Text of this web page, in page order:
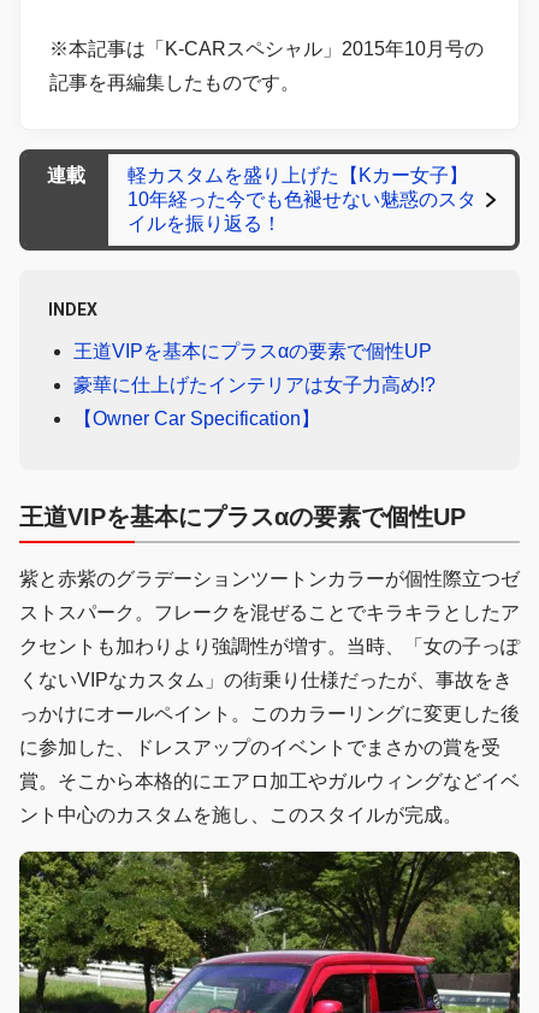
※本記事は「K-CARスペシャル」2015年10月号の
記事を再編集したものです。
連載
軽カスタムを盛り上げた【Kカー女子】
10年経った今でも色褪せない魅惑のスタ
イルを振り返る！
INDEX
王道VIPを基本にプラスαの要素で個性UP
豪華に仕上げたインテリアは女子力高め!?
【Owner Car Specification】
王道VIPを基本にプラスαの要素で個性UP
紫と赤紫のグラデーションツートンカラーが個性際立つゼ
ストスパーク。フレークを混ぜることでキラキラとしたア
クセントも加わりより強調性が増す。当時、「女の子っぽ
くないVIPなカスタム」の街乗り仕様だったが、事故をき
っかけにオールペイント。このカラーリングに変更した後
に参加した、ドレスアップのイベントでまさかの賞を受
賞。そこから本格的にエアロ加工やガルウィングなどイベ
ント中心のカスタムを施し、このスタイルが完成。